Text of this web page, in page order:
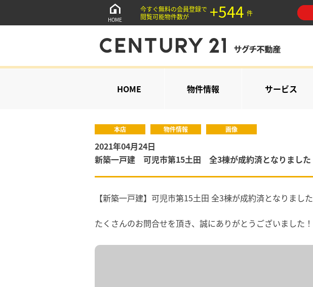
HOME
今すぐ無料の会員登録で
閲覧可能物件数が
+544 件
HOME 物件情報 サービス
本店 物件情報 画像
2021年04月24日
新築一戸建 可児市第15土田 全3棟が成約済となりました
【新築一戸建】可児市第15土田 全3棟が成約済となりました
たくさんのお問合せを頂き、誠にありがとうございました！